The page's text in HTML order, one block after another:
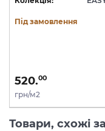
Під замовлення
520.00
грн/м2
Товари, схожі